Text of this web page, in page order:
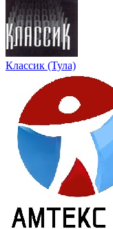
Классик (Тула)